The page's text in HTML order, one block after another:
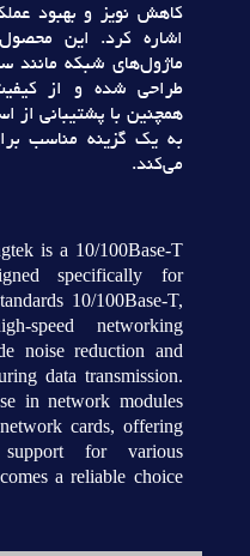
کاهش نويز و بهبود
اشاره کرد. اين
ماژول‌هاي شبکه مانند
طراحي شده و از
همچنين با پشتيباني از
به يک گزينه مناسب
مي‌کند.
is a 10/100Base-T
specifically for
10/100Base-T,
speed networking
noise reduction and
data transmission.
in network modules
cards, offering
for various
a reliable choice